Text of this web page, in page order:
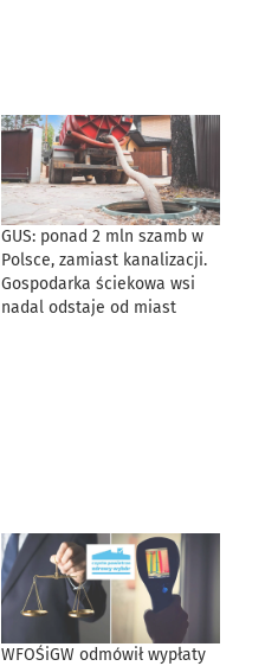
GUS: ponad 2 mln szamb w
Polsce, zamiast kanalizacji.
Gospodarka ściekowa wsi
nadal odstaje od miast
WFOŚiGW odmówił wypłaty